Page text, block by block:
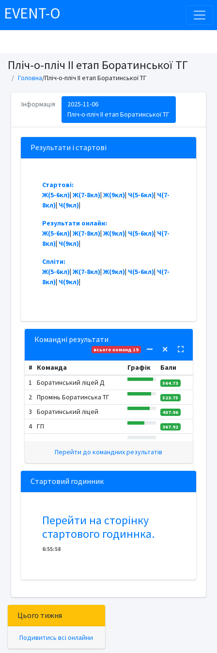
EVENT-O
Пліч-о-пліч ІІ етап Боратинської ТГ
Головна/Пліч-о-пліч ІІ етап Боратинської ТГ
Інформація
2025-11-06
Пліч-о-пліч ІІ етап Боратинської ТГ
Результати і стартові
Стартові:
Ж(5-6кл)| Ж(7-8кл)| Ж(9кл)| Ч(5-6кл)| Ч(7-
8кл)| Ч(9кл)|
Результати онлайн:
Ж(5-6кл)| Ж(7-8кл)| Ж(9кл)| Ч(5-6кл)| Ч(7-
8кл)| Ч(9кл)|
Спліти:
Ж(5-6кл)| Ж(7-8кл)| Ж(9кл)| Ч(5-6кл)| Ч(7-
8кл)| Ч(9кл)|
Командні результати
всього команд 19
# Команда Графік
Бали
1
Боратинський ліцей Д 564.73
2 Промінь Боратинська ТГ 523.75
3 Боратинський ліцей 487.96
4 ГП 367.92
Перейти до командних результатів
Стартовий годинник
Перейти на сторінку
стартового годиннка.
6:55:58
Цього тижня
Подивитись всі онлайни